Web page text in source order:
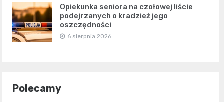
Opiekunka seniora na czołowej liście
podejrzanych o kradzież jego
oszczędności
6 sierpnia 2026
Polecamy